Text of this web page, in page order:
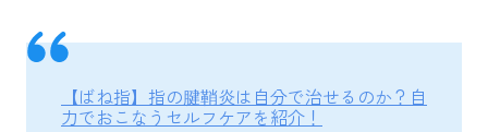
【ばね指】指の腱鞘炎は自分で治せるのか？自
力でおこなうセルフケアを紹介！